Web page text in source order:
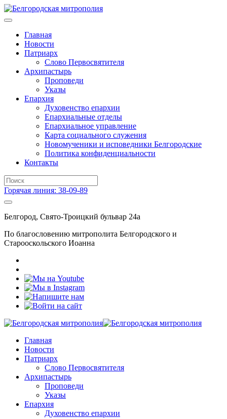
Главная
Новости
Патриарх
Слово Первосвятителя
Архипастырь
Проповеди
Указы
Епархия
Духовенство епархии
Епархиальные отделы
Епархиальное управление
Карта социального служения
Новомученики и исповедники Белгородские
Политика конфиденциальности
Контакты
Горячая линия: 38-09-89
Белгород, Свято-Троицкий бульвар 24а
По благословению митрополита Белгородского и
Старооскольского Иоанна
Главная
Новости
Патриарх
Слово Первосвятителя
Архипастырь
Проповеди
Указы
Епархия
Духовенство епархии